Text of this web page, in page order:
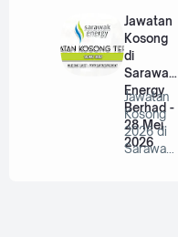
Untuk
Bap…
Jawatan
Kosong
di
Sarawak
Energy
Berhad -
28 Mei
2026
Jawatan
Kosong
2026 di
Sarawak